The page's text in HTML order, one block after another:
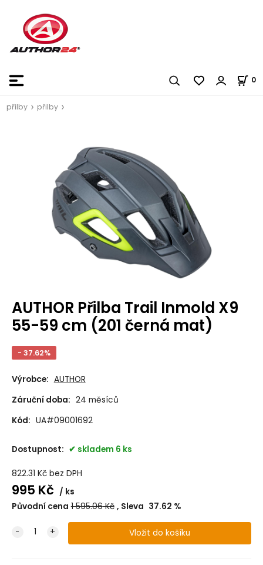
0
přilby přilby
AUTHOR Přilba Trail Inmold X9
55-59 cm (201 černá mat)
- 37.62%
Výrobce: AUTHOR
Záruční doba: 24 měsíců
Kód: UA#09001692
Dostupnost: skladem 6 ks
822.31 Kč bez DPH
995 Kč
ks
Původní cena 1 595.06Kč Sleva 37.62 %